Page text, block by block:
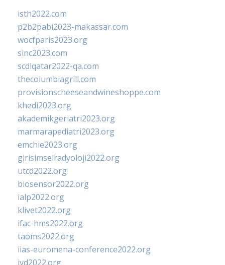
isth2022.com
p2b2pabi2023-makassar.com
wocfparis2023.org
sinc2023.com
scdlqatar2022-qa.com
thecolumbiagrill.com
provisionscheeseandwineshoppe.com
khedi2023.org
akademikgeriatri2023.org
marmarapediatri2023.org
emchie2023.org
girisimselradyoloji2022.org
utcd2022.org
biosensor2022.org
ialp2022.org
klivet2022.org
ifac-hms2022.org
taoms2022.org
iias-euromena-conference2022.org
ivd2022.org